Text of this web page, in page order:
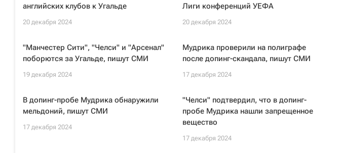
английских клубов к Угальде
20 декабря 2024
Лиги конференций УЕФА
20 декабря 2024
"Манчестер Сити", "Челси" и "Арсенал"
поборются за Угальде, пишут СМИ
19 декабря 2024
Мудрика проверили на полиграфе
после допинг-скандала, пишут СМИ
17 декабря 2024
В допинг-пробе Мудрика обнаружили
мельдоний, пишут СМИ
17 декабря 2024
"Челси" подтвердил, что в допинг-
пробе Мудрика нашли запрещенное
вещество
17 декабря 2024